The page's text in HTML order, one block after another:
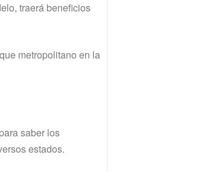
traerá beneficios
metropolitano en la
saber los
estados.